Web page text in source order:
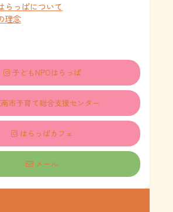
らっぱについて
理念
子どもNPOはらっぱ
市子育て総合支援センター
はらっぱカフェ
メール